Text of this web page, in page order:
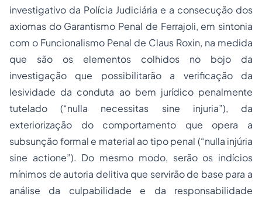
investigativo da Polícia Judiciária e a consecução dos
axiomas do Garantismo Penal de Ferrajoli, em sintonia
com o Funcionalismo Penal de Claus Roxin, na medida
que são os elementos colhidos no bojo da
investigação que possibilitarão a verificação da
lesividade da conduta ao bem jurídico penalmente
tutelado (“nulla necessitas sine injuria”), da
exteriorização do comportamento que opera a
subsunção formal e material ao tipo penal (“nulla injúria
sine actione”). Do mesmo modo, serão os indícios
mínimos de autoria delitiva que servirão de base para a
análise da culpabilidade e da responsabilidade